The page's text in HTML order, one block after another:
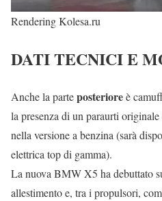
Rendering Kolesa.ru
DATI TECNICI E
Anche la parteposterioreè
la presenza di un paraurti
nella versione a benzina (sarà
elettrica top di gamma).
La nuova BMW X5 ha debuttato
allestimento e, tra i propulsori,